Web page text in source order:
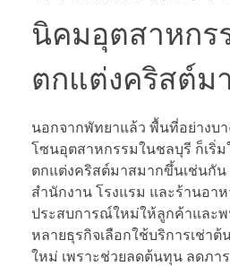
นิคมอุตสาหกร
ตกแต่งคริสต์ม
นอกจากพัทยาแล้ว พื้นที่อย่างบ
โซนอุตสาหกรรมในชลบุรี ก็เริ่
ตกแต่งคริสต์มาสมากขึ้นเช่นกัน
สำนักงาน โรงแรม และร้านอา
ประสบการณ์ใหม่ให้ลูกค้าและ
หลายธุรกิจเลือกใช้บริการเช่า
ใหม่ เพราะช่วยลดต้นทุน ลดภา